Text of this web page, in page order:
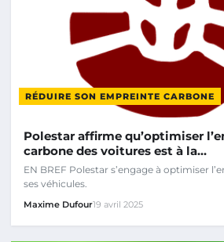
RÉDUIRE SON EMPREINTE CARBONE
Polestar affirme qu’optimiser
carbone des voitures est à la…
EN BREF Polestar s’engage à optimiser
ses véhicules.
Maxime Dufour19 avril 2025